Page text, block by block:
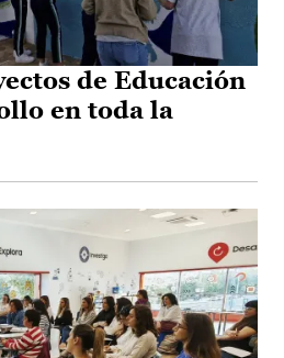
de Educación
en toda la